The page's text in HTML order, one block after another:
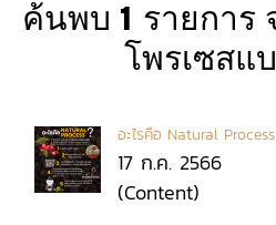
ค้นพบ 1 รายการ
โพรเซสแ
อะไรคือ Natural
17 ก.ค. 2566
(Content)